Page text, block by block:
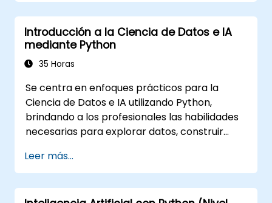
Introducción a la Ciencia de Datos e IA
mediante Python
35 Horas
Se centra en enfoques prácticos para la
Ciencia de Datos e IA utilizando Python,
brindando a los profesionales las habilidades
necesarias para explorar datos, construir
desplegar aplicaciones impulsadas por IA en
contextos empresariales. Aborda flujos de
trabajo CRISP-DM, análisis estadístico,
Leer más...